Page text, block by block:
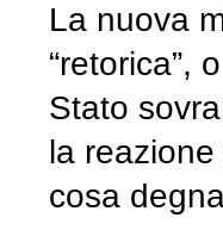
La nuova
“retorica”,
Stato
la
cosa